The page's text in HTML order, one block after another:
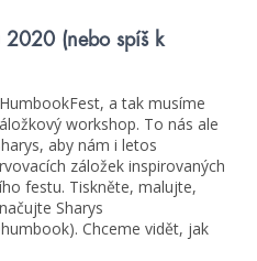
2020 (nebo spíš k
a tak musíme
workshop. To nás ale
aby nám i letos
záložek inspirovaných
festu. Tiskněte, malujte,
Sharys
Chceme vidět, jak